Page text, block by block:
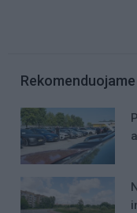
Rekomenduojame